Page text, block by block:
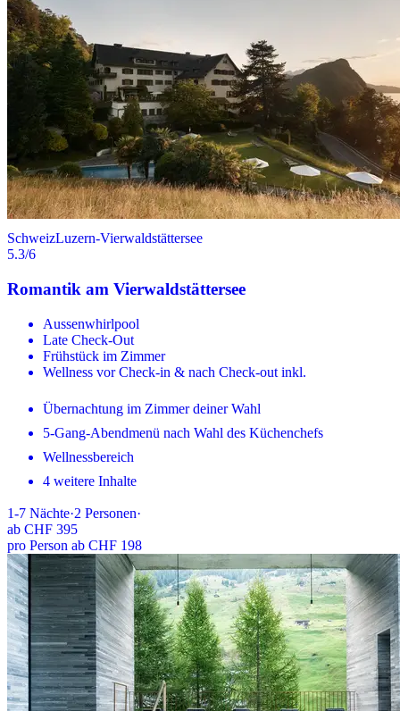
SchweizLuzern-Vierwaldstättersee
5.3/6
Romantik am Vierwaldstättersee
Aussenwhirlpool
Late Check-Out
Frühstück im Zimmer
Wellness vor Check-in & nach Check-out inkl.
Übernachtung im Zimmer deiner Wahl
5-Gang-Abendmenü nach Wahl des Küchenchefs
Wellnessbereich
4 weitere Inhalte
1-7 Nächte·2 Personen·
ab CHF 395
pro Person ab CHF 198